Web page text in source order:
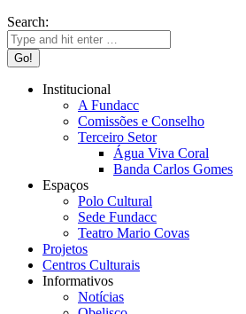
Search:
Institucional
A Fundacc
Comissões e Conselho
Terceiro Setor
Água Viva Coral
Banda Carlos Gomes
Espaços
Polo Cultural
Sede Fundacc
Teatro Mario Covas
Projetos
Centros Culturais
Informativos
Notícias